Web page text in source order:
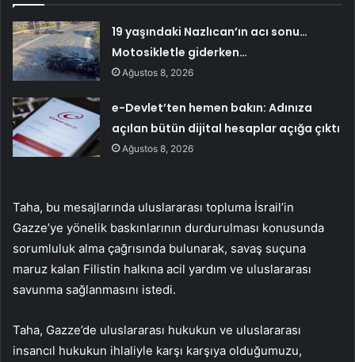
19 yaşındaki Nazlıcan’ın acı sonu…
Motosikletle giderken…
Ağustos 8, 2026
e-Devlet’ten hemen bakın: Adınıza
açılan bütün dijital hesaplar açığa çıktı
Ağustos 8, 2026
Taha, bu mesajlarında uluslararası topluma İsrail’in
Gazze’ye yönelik baskınlarının durdurulması konusunda
sorumluluk alma çağrısında bulunarak, savaş suçuna
maruz kalan Filistin halkına acil yardım ve uluslararası
savunma sağlanmasını istedi.
Taha, Gazze’de uluslararası hukukun ve uluslararası
insancıl hukukun ihlaliyle karşı karşıya olduğumuzu,